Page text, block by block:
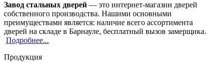
Завод стальных дверей — это интернет-магазин дверей
собственного производства. Нашими основными
преимуществами является: наличие всего ассортимента
дверей на складе в Барнауле, бесплатный вызов замерщика.
Подробнее...
Продукция